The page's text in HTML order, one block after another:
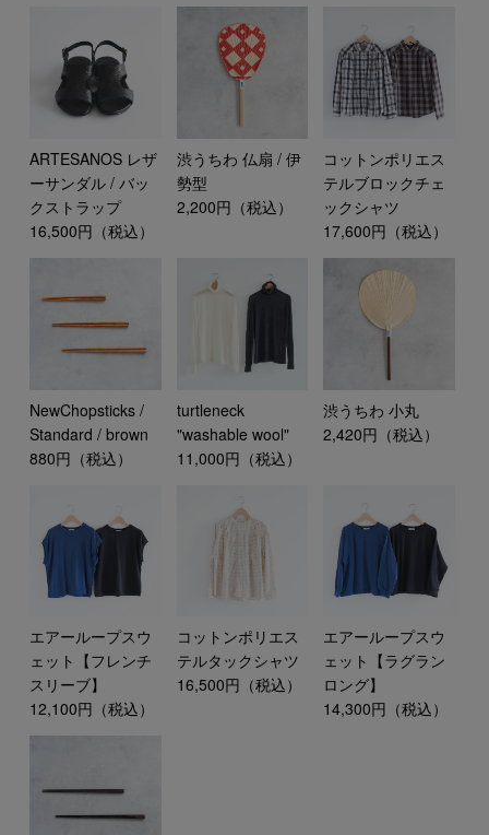
ARTESANOS レザ
ーサンダル / バッ
クストラップ
16,500円（税込）
渋うちわ 仏扇 / 伊
勢型
2,200円（税込）
コットンポリエス
テルブロックチェ
ックシャツ
17,600円（税込）
NewChopsticks /
Standard / brown
880円（税込）
turtleneck
"washable wool"
11,000円（税込）
渋うちわ 小丸
2,420円（税込）
エアーループスウ
ェット【フレンチ
スリーブ】
12,100円（税込）
コットンポリエス
テルタックシャツ
16,500円（税込）
エアーループスウ
ェット【ラグラン
ロング】
14,300円（税込）